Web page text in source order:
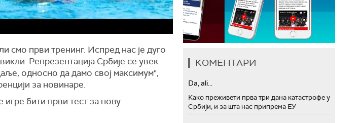
смо први тренинг. Испред нас је дуго
Репрезентација Србије се увек
односно да дамо свој максимум",
за новинаре.
бити први тест за нову
КОМЕНТАРИ
Da, ali...
Како преживети прва три дана катастрофе у
Србији, и за шта нас припрема ЕУ